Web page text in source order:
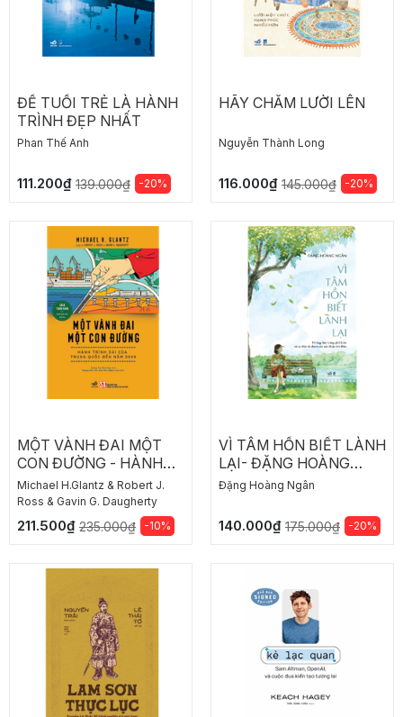
ĐỂ TUỔI TRẺ LÀ HÀNH
TRÌNH ĐẸP NHẤT
Phan Thế Anh
111.200₫ 139.000₫ -20%
HÃY CHĂM LƯỜI LÊN
Nguyễn Thành Long
116.000₫ 145.000₫ -20%
MỘT VÀNH ĐAI MỘT
CON ĐƯỜNG - HÀNH
TRÌNH DÀI CỦA TRUNG
QUỐC ĐẾN NĂM 2049
Michael H.Glantz & Robert J.
Ross & Gavin G. Daugherty
211.500₫ 235.000₫ -10%
VÌ TÂM HỒN BIẾT LÀNH
LẠI- ĐẶNG HOÀNG
NGÂN
Đặng Hoàng Ngân
140.000₫ 175.000₫ -20%